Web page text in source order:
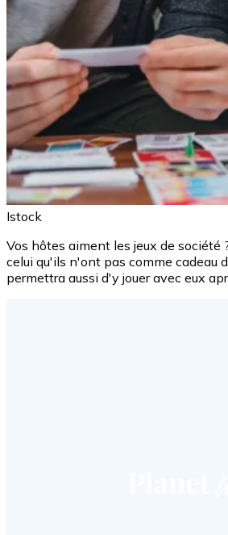
Istock
Vos hôtes aiment les jeux de société
celui qu'ils n'ont pas comme cadeau
permettra aussi d'y jouer avec eux